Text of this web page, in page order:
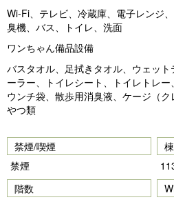
Wi-Fi、テレビ、冷蔵庫、電子レンジ
臭機、バス、トイレ、洗面
ワンちゃん備品設備
バスタオル、足拭きタオル、ウェッ
ーラー、トイレシート、トイレトレ
ウンチ袋、散歩用消臭液、ケージ（
やつ類
禁煙/喫煙
禁煙
階数